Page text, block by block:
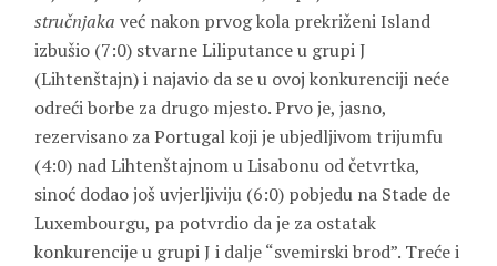
stručnjaka već nakon prvog kola prekriženi Island
izbušio (7:0) stvarne Liliputance u grupi J
(Lihtenštajn) i najavio da se u ovoj konkurenciji neće
odreći borbe za drugo mjesto. Prvo je, jasno,
rezervisano za Portugal koji je ubjedljivom trijumfu
(4:0) nad Lihtenštajnom u Lisabonu od četvrtka,
sinoć dodao još uvjerljiviju (6:0) pobjedu na Stade de
Luxembourgu, pa potvrdio da je za ostatak
konkurencije u grupi J i dalje “svemirski brod”. Treće i